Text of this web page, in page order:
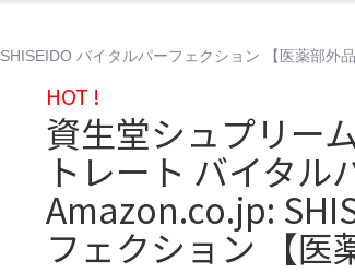
バイタルパーフェクション 【医薬部外品
HOT !
資生堂シュプリー
トレート バイタル
Amazon.co.jp:
フェクション 【医